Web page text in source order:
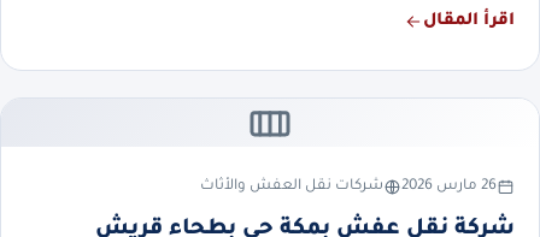
اقرأ المقال
26 مارس 2026 شركات نقل العفش والأثاث
شركة نقل عفش بمكة حي بطحاء قريش